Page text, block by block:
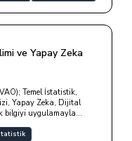
ve Yapay Zeka
Temel İstatistik,
Yapay Zeka, Dijital
bilgiyi uygulamayla